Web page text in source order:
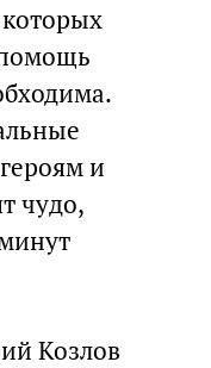
и
чудо,
Козлов